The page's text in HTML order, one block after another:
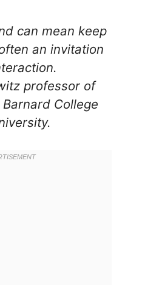
can mean keep
an invitation
professor of
College